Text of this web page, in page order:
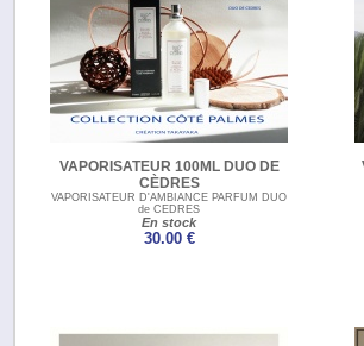
VAPORISATEUR 100ML DUO DE
CÈDRES
VAPORISATEUR D'AMBIANCE PARFUM DUO
de CEDRES
En stock
30.00 €